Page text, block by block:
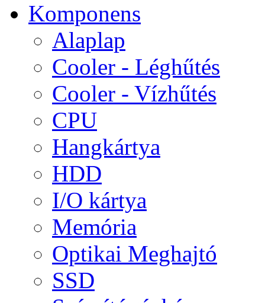
Komponens
Alaplap
Cooler - Léghűtés
Cooler - Vízhűtés
CPU
Hangkártya
HDD
I/O kártya
Memória
Optikai Meghajtó
SSD